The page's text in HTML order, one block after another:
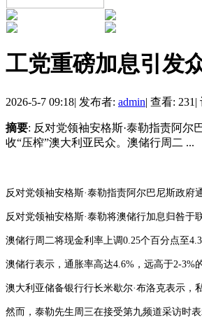
工党重磅加息引发
2026-5-7 09:18| 发布者: admin| 查看: 231 |
摘要: 反对党领袖安格斯·泰勒指责阿尔
收“压榨”澳大利亚民众。澳储行周二 ...
反对党领袖安格斯·泰勒指责阿尔巴尼斯政府
反对党领袖安格斯·泰勒将澳储行加息归咎于
澳储行周二将现金利率上调0.25个百分点至
澳储行表示，通胀率高达4.6%，远高于2-3%
澳大利亚储备银行行长米歇尔·布洛克表示，
然而，泰勒先生周三在接受第九频道采访时